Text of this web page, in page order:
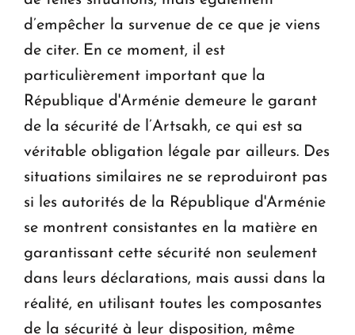
d’empêcher la survenue de ce que je viens
de citer. En ce moment, il est
particulièrement important que la
République d'Arménie demeure le garant
de la sécurité de l’Artsakh, ce qui est sa
véritable obligation légale par ailleurs. Des
situations similaires ne se reproduiront pas
si les autorités de la République d'Arménie
se montrent consistantes en la matière en
garantissant cette sécurité non seulement
dans leurs déclarations, mais aussi dans la
réalité, en utilisant toutes les composantes
de la sécurité à leur disposition, même